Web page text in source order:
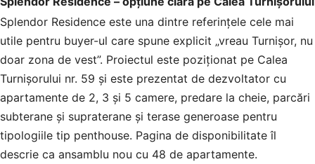
Splendor Residence este una dintre referințele cele mai
utile pentru buyer-ul care spune explicit „vreau Turnișor, nu
doar zona de vest”. Proiectul este poziționat pe Calea
Turnișorului nr. 59 și este prezentat de dezvoltator cu
apartamente de 2, 3 și 5 camere, predare la cheie, parcări
subterane și supraterane și terase generoase pentru
tipologiile tip penthouse. Pagina de disponibilitate îl
descrie ca ansamblu nou cu 48 de apartamente.